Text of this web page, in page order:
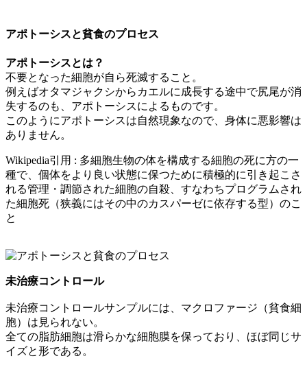
アポトーシスと貧食のプロセス
アポトーシスとは？
不要となった細胞が自ら死滅すること。
例えばオタマジャクシからカエルに成長する途中で尻尾が消
失するのも、アポトーシスによるものです。
このようにアポトーシスは自然現象なので、身体に悪影響は
ありません。
Wikipedia引用 : 多細胞生物の体を構成する細胞の死に方の一
種で、個体をより良い状態に保つために積極的に引き起こさ
れる管理・調節された細胞の自殺、すなわちプログラムされ
た細胞死（狭義にはその中のカスパーゼに依存する型）のこ
と
未治療コントロール
未治療コントロールサンプルには、マクロファージ（貧食細
胞）は見られない。
全ての脂肪細胞は滑らかな細胞膜を保っており、ほぼ同じサ
イズと形である。